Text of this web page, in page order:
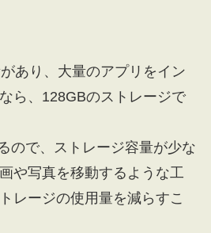
あり、大量のアプリをイン
ら、128GBのストレージで
ので、ストレージ容量が少な
や写真を移動するような工
レージの使用量を減らすこ